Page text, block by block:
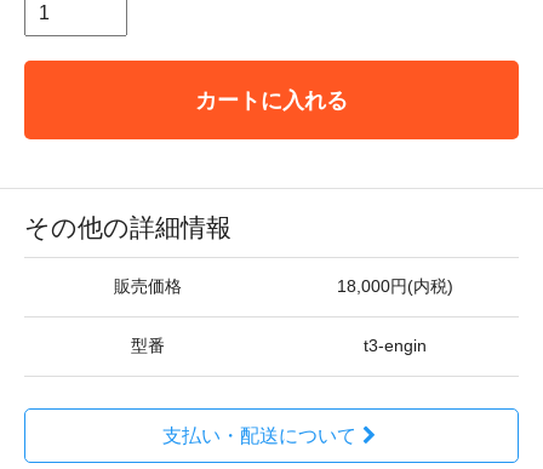
カートに入れる
その他の詳細情報
販売価格 18,000円(内税)
型番 t3-engin
支払い・配送について